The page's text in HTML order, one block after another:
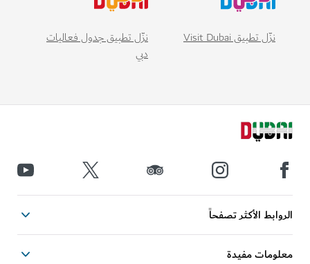
نزّل تطبيق Visit Dubai
نزّل تطبيق جدول فعاليات
دبي
الروابط الأكثر تصفحاً
معلومات مفيدة